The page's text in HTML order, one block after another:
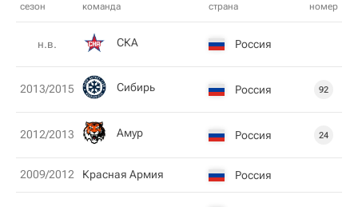
сезон команда страна номер
н.в. СКА Россия
2013/2015 Сибирь Россия 92
2012/2013 Амур Россия 24
2009/2012 Красная Армия Россия